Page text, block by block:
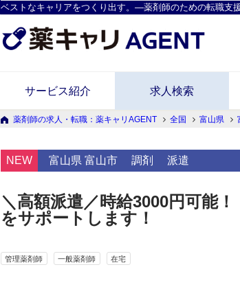
ベストなキャリアをつくり出す。―薬剤師のための転職支
サービス紹介 求人検索
薬剤師の求人・転職：薬キャリAGENT 全国 富山県
NEW 富山県 富山市 調剤 派遣
＼高額派遣／時給3000円可能
をサポートします！
管理薬剤師 一般薬剤師 在宅